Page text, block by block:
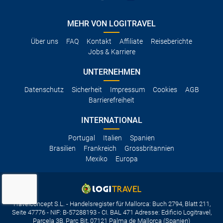
MEHR VON LOGITRAVEL
Über uns FAQ Kontakt Affiliate
Reiseberichte
Jobs & Karriere
UNTERNEHMEN
Datenschutz Sicherheit Impressum Cookies
AGB
Barrierefreiheit
INTERNATIONAL
Portugal Italien
Spanien
Brasilien
Frankreich
Grossbritannien
Mexiko
Europa
Travelconcept S.L. - Handelsregister für Mallorca: Buch 2794, Blatt 211,
Seite 47776 - NIF: B-57288193 - CI. BAL 471 Adresse: Edificio Logitravel,
Parcela 3B, Parc Bit, 07121 Palma de Mallorca (Spanien)